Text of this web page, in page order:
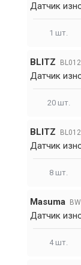
Датчик
1 шт.
BLITZ
Датчик
20 шт.
BLITZ
Датчик
8 шт.
Masuma
Датчик
4 шт.